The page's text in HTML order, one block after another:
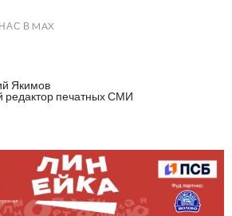
В MAX
Якимов
редактор печатных СМИ